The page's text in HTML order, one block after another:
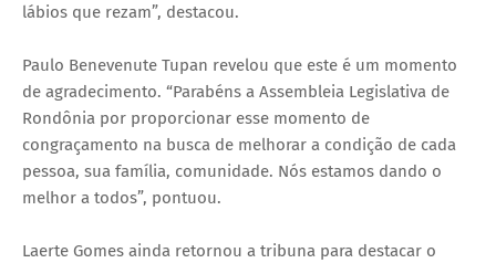
lábios que rezam”, destacou.
Paulo Benevenute Tupan revelou que este é um momento
de agradecimento. “Parabéns a Assembleia Legislativa de
Rondônia por proporcionar esse momento de
congraçamento na busca de melhorar a condição de cada
pessoa, sua família, comunidade. Nós estamos dando o
melhor a todos”, pontuou.
Laerte Gomes ainda retornou a tribuna para destacar o